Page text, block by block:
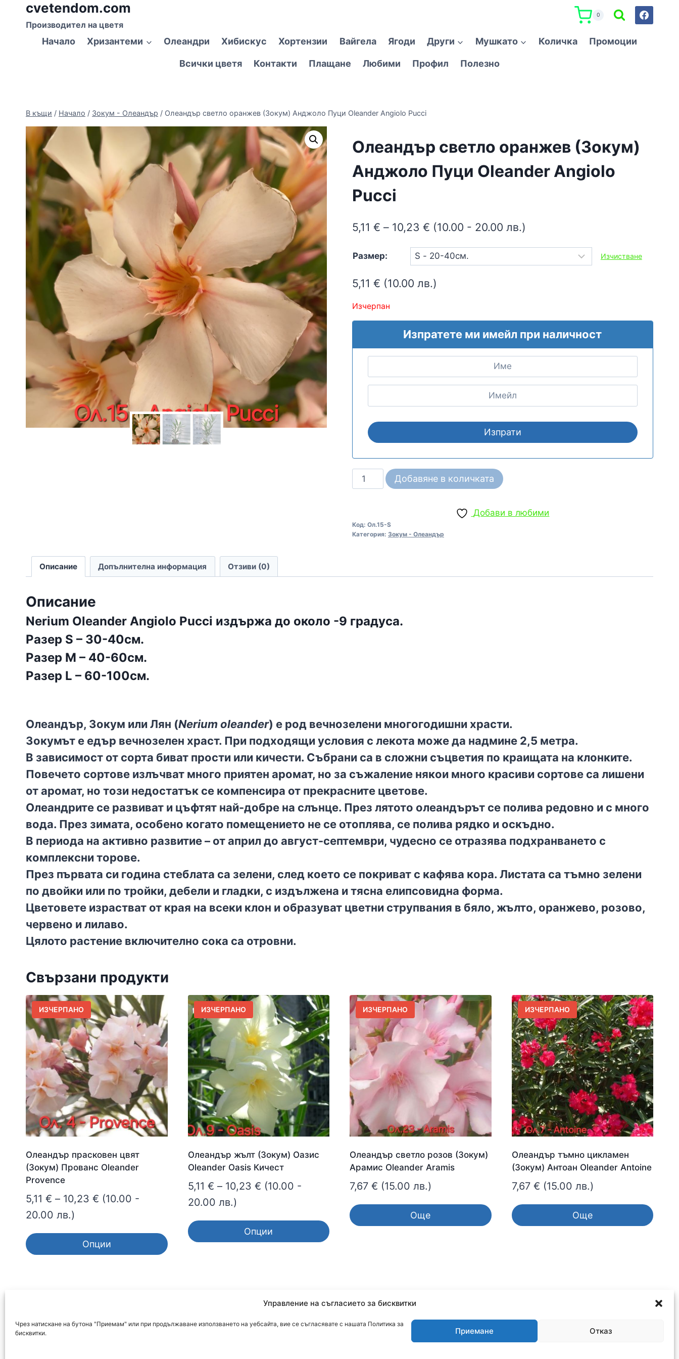
Управление на съгласието за бисквитки
Чрез натискане на бутона "Приемам" или при продължаване използването на уебсайта, вие се съгласявате с нашата Политика за
бисквитки.
Приемане Отказ
съдържанието
cvetendom.com
Производител на цветя
0
Начало Хризантеми Олеандри Хибискус Хортензии Вайгела Ягоди Други Мушкато Количка Промоции
Всички цветя Контакти Плащане Любими Профил Полезно
В къщи / Начало / Зокум - Олеандър / Олеандър светло оранжев (Зокум) Анджоло Пуци Oleander Angiolo Pucci
Олеандър светло оранжев (Зокум)
Анджоло Пуци Oleander Angiolo
Pucci
5,11 € – 10,23 €Price
5,11 €
through
(10.00 - 20.00 лв.)
Размер: Изчистване
5,11 € (10.00 лв.)
Изчерпан
Изпратете ми имейл при наличност
количество
за
оранжев
Добавяне в количката
Добави в любими
Код: Ол.15-S
Категория: Зокум - Олеандър
Описание Допълнителна информация Отзиви (0)
Описание
Nerium Oleander Angiolo Pucci издържа до около -9 градуса.
Разер S – 30-40см.
Разер M – 40-60см.
Разер L – 60-100см.
Олеандър, Зокум или Лян (Nerium oleander) е род вечнозелени многогодишни храсти.
Зокумът е едър вечнозелен храст. При подходящи условия с лекота може да надмине 2,5 метра.
В зависимост от сорта биват прости или кичести. Събрани са в сложни съцветия по краищата на клонките.
Повечето сортове излъчват много приятен аромат, но за съжаление някои много красиви сортове са лишени
от аромат, но този недостатък се компенсира от прекрасните цветове.
Олеандрите се развиват и цъфтят най-добре на слънце. През лятото олеандърът се полива редовно и с много
вода. През зимата, особено когато помещението не се отоплява, се полива рядко и оскъдно.
В периода на активно развитие – от април до август-септември, чудесно се отразява подхранването с
комплексни торове.
През първата си година стеблата са зелени, след което се покриват с кафява кора. Листата са тъмно зелени
по двойки или по тройки, дебели и гладки, с издължена и тясна елипсовидна форма.
Цветовете израстват от края на всеки клон и образуват цветни струпвания в бяло, жълто, оранжево, розово,
червено и лилаво.
Цялото растение включително сока са отровни.
Свързани продукти
ИЗЧЕРПАНО
Олеандър прасковен цвят
(Зокум) Прованс Oleander
Provence
5,11 € – 10,23 € Price
5,11 €
through
(10.00 -
20.00 лв.)
Опции
The
ИЗЧЕРПАНО
Олеандър жълт (Зокум) Оазис
Oleander Oasis Кичест
5,11 € – 10,23 €Price
5,11 €
through
(10.00 -
20.00 лв.)
Опции
ИЗЧЕРПАНО
Олеандър светло розов (Зокум)
Арамис Oleander Aramis
7,67 € (15.00 лв.)
Още
ИЗЧЕРПАНО
Олеандър тъмно цикламен
(Зокум) Антоан Oleander Antoine
7,67 € (15.00 лв.)
Още